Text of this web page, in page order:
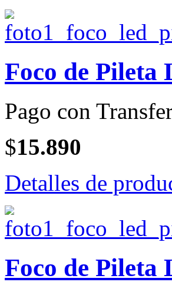
Foco de
Pago con
$15.890
Detalles de
Foco de Pileta